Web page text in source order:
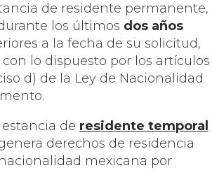
de residente permanente,
los últimos dos años
a la fecha de su solicitud,
lo dispuesto por los artículos
d) de la Ley de Nacionalidad
de residente temporal
derechos de residencia
mexicana por